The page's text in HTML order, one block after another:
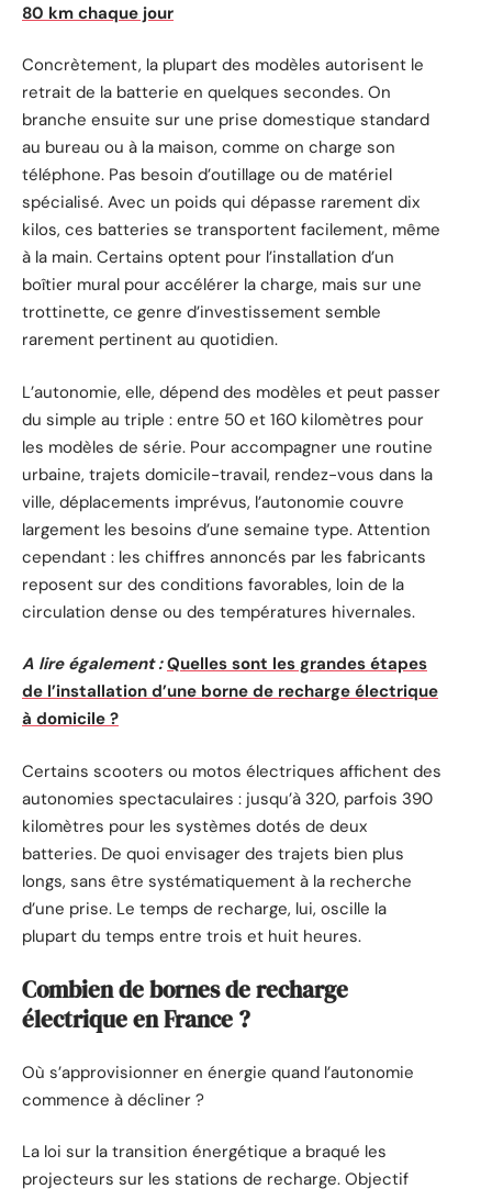
80 km chaque jour
Concrètement, la plupart des modèles autorisent le
retrait de la batterie en quelques secondes. On
branche ensuite sur une prise domestique standard
au bureau ou à la maison, comme on charge son
téléphone. Pas besoin d’outillage ou de matériel
spécialisé. Avec un poids qui dépasse rarement dix
kilos, ces batteries se transportent facilement, même
à la main. Certains optent pour l’installation d’un
boîtier mural pour accélérer la charge, mais sur une
trottinette, ce genre d’investissement semble
rarement pertinent au quotidien.
L’autonomie, elle, dépend des modèles et peut passer
du simple au triple : entre 50 et 160 kilomètres pour
les modèles de série. Pour accompagner une routine
urbaine, trajets domicile-travail, rendez-vous dans la
ville, déplacements imprévus, l’autonomie couvre
largement les besoins d’une semaine type. Attention
cependant : les chiffres annoncés par les fabricants
reposent sur des conditions favorables, loin de la
circulation dense ou des températures hivernales.
A lire également : Quelles sont les grandes étapes
de l’installation d’une borne de recharge électrique
à domicile ?
Certains scooters ou motos électriques affichent des
autonomies spectaculaires : jusqu’à 320, parfois 390
kilomètres pour les systèmes dotés de deux
batteries. De quoi envisager des trajets bien plus
longs, sans être systématiquement à la recherche
d’une prise. Le temps de recharge, lui, oscille la
plupart du temps entre trois et huit heures.
Combien de bornes de recharge
électrique en France ?
Où s’approvisionner en énergie quand l’autonomie
commence à décliner ?
La loi sur la transition énergétique a braqué les
projecteurs sur les stations de recharge. Objectif